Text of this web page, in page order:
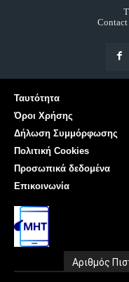
Contact
Ταυτότητα
Όροι Χρήσης
Δήλωση Συμμόρφωσης
Πολιτική Cookies
Προσωπικά δεδομένα
Επικοινωνία
Αριθμός